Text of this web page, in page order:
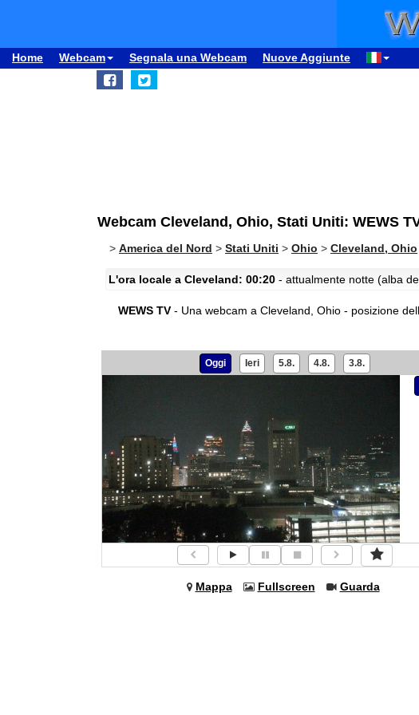
Home Webcam Segnala una Webcam Nuove Aggiunte
Webcam Cleveland, Ohio, Stati Uniti: WEWS
> America del Nord > Stati Uniti > Ohio > Cleveland, Ohio
L'ora locale a Cleveland: 00:20 - attualmente notte (alba
WEWS TV- Una webcam a Cleveland, Ohio - posizione
Oggi Ieri 5.8. 4.8. 3.8.
Mappa Fullscreen Guarda